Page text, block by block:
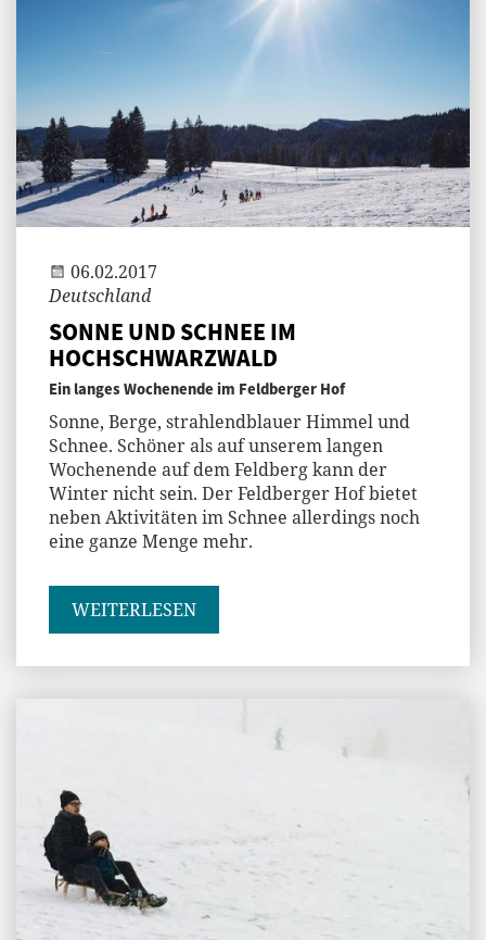
Jenny
06.02.2017
Deutschland
SONNE UND SCHNEE IM
HOCHSCHWARZWALD
Ein langes Wochenende im Feldberger Hof
Sonne, Berge, strahlendblauer Himmel und
Schnee. Schöner als auf unserem langen
Wochenende auf dem Feldberg kann der
Winter nicht sein. Der Feldberger Hof bietet
neben Aktivitäten im Schnee allerdings noch
eine ganze Menge mehr.
WEITERLESEN